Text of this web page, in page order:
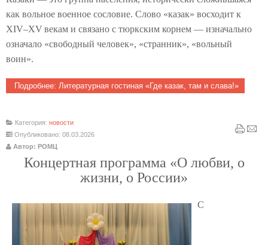
как вольное военное сословие. Слово «казак» восходит к
XIV–XV векам и связано с тюркским корнем — изначально
означало «свободный человек», «странник», «вольный
воин».
Подробнее: Литературная гостиная «Где казак, там и слава!»
Категория: новости
Опубликовано: 08.03.2026
Автор: РОМЦ
Концертная программа «О любви, о
жизни, о России»
С